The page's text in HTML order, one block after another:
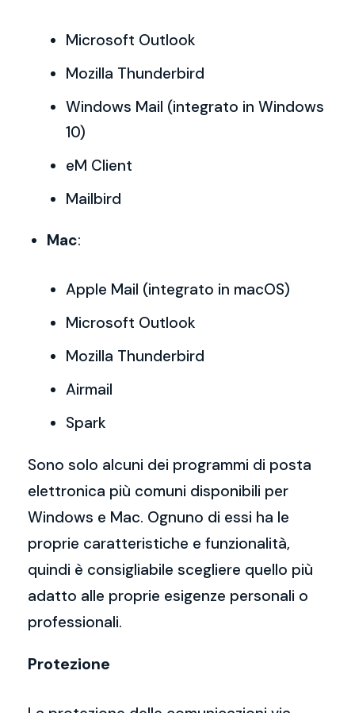
Microsoft Outlook
Mozilla Thunderbird
Windows Mail (integrato in Windows
10)
eM Client
Mailbird
Mac:
Apple Mail (integrato in macOS)
Microsoft Outlook
Mozilla Thunderbird
Airmail
Spark
Sono solo alcuni dei programmi di posta
elettronica più comuni disponibili per
Windows e Mac. Ognuno di essi ha le
proprie caratteristiche e funzionalità,
quindi è consigliabile scegliere quello più
adatto alle proprie esigenze personali o
professionali.
Protezione